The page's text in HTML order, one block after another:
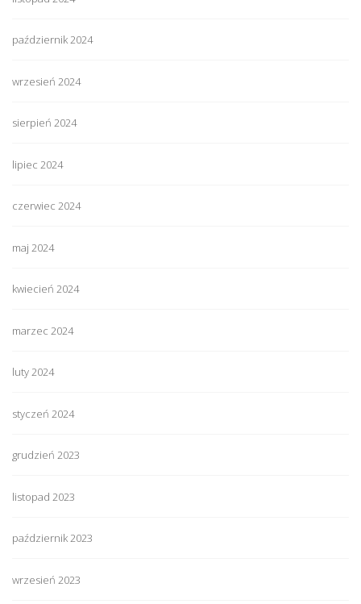
październik 2024
wrzesień 2024
sierpień 2024
lipiec 2024
czerwiec 2024
maj 2024
kwiecień 2024
marzec 2024
luty 2024
styczeń 2024
grudzień 2023
listopad 2023
październik 2023
wrzesień 2023